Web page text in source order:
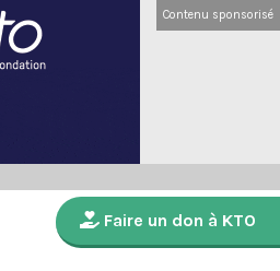
Contenu sponsorisé
Faire un don à KTO